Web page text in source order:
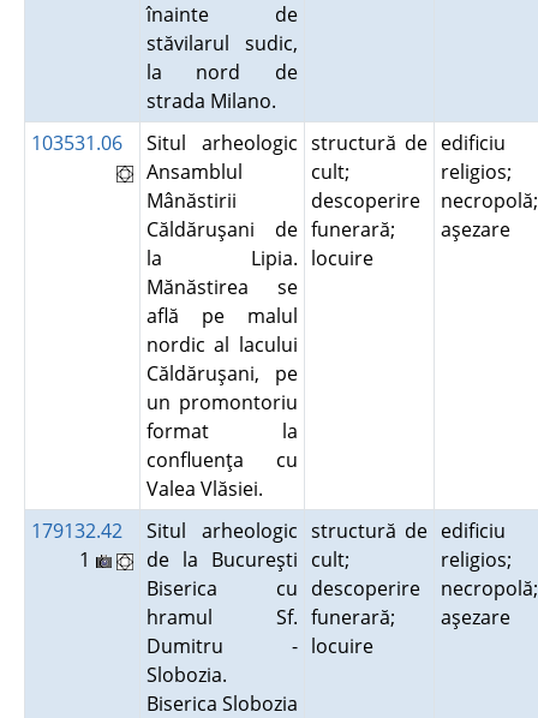
înainte de
stăvilarul sudic,
la nord de
strada Milano.
103531.06
Situl arheologic
Ansamblul
Mânăstirii
Căldăruşani de
la Lipia.
Mănăstirea se
află pe malul
nordic al lacului
Căldăruşani, pe
un promontoriu
format la
confluenţa cu
Valea Vlăsiei.
structură de
cult;
descoperire
funerară;
locuire
edificiu
religios;
necropolă;
aşezare
179132.42
1
Situl arheologic
de la Bucureşti
Biserica cu
hramul Sf.
Dumitru -
Slobozia.
Biserica Slobozia
structură de
cult;
descoperire
funerară;
locuire
edificiu
religios;
necropolă;
aşezare